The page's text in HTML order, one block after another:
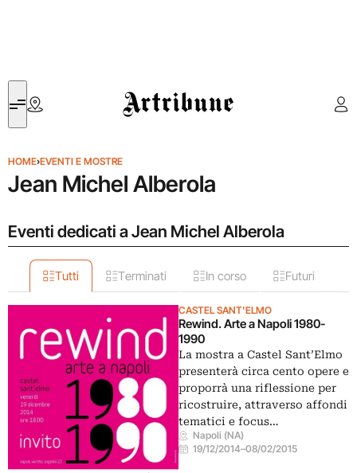
Artribune
HOME›EVENTI E MOSTRE
Jean Michel Alberola
Eventi dedicati a Jean Michel Alberola
Tutti Terminati In corso Futuri
CASTEL SANT'ELMO
Rewind. Arte a Napoli 1980-
1990
La mostra a Castel Sant’Elmo
presenterà circa cento opere e
proporrà una riflessione per
ricostruire, attraverso affondi
tematici e focus…
Napoli (NA)
19/12/2014–08/02/2015